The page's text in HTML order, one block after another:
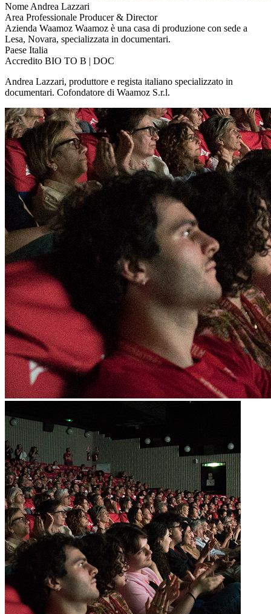
Nome Andrea Lazzari
Area Professionale Producer & Director
Azienda Waamoz Waamoz è una casa di produzione con sede a
Lesa, Novara, specializzata in documentari.
Paese Italia
Accredito BIO TO B | DOC
Andrea Lazzari, produttore e regista italiano specializzato in
documentari. Cofondatore di Waamoz S.r.l.